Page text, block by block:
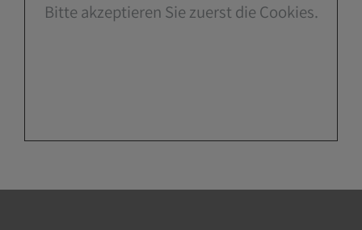
Bitte akzeptieren Sie zuerst die Cookies.